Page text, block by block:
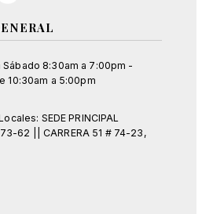
8:30am a 7:00pm -
10:30am a 5:00pm
SEDE PRINCIPAL
73-62 || CARRERA 51 # 74-23,